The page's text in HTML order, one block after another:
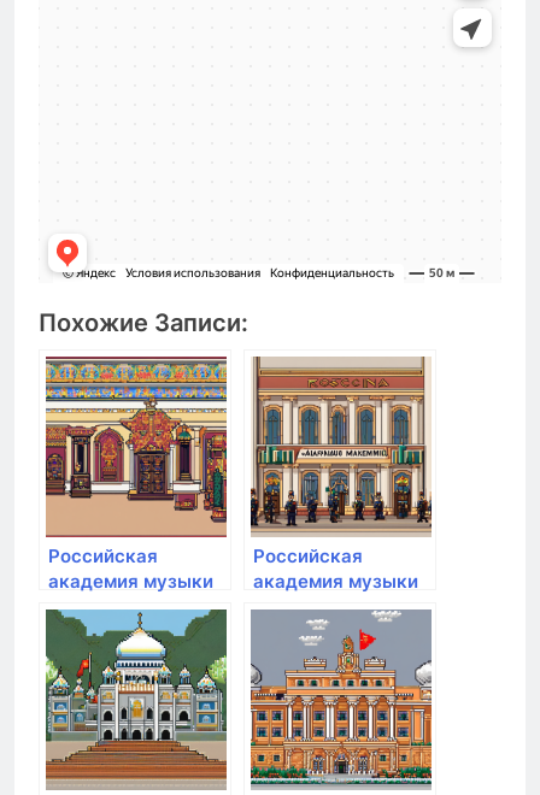
Похожие Записи:
Российская
академия музыки
им. Гнесиных
Российская
академия музыки
им. Гнесиных